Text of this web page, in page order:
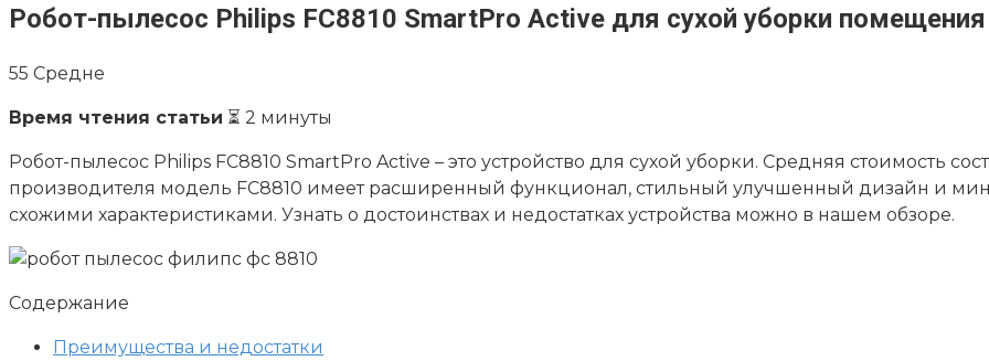
Робот-пылесос Philips FC8810 SmartPro Active для сухой уборки помещения
55 Средне
Время чтения статьи ⏳ 2 минуты
Робот-пылесос Philips FC8810 SmartPro Active – это устройство для сухой уборки. Средняя стоимость
производителя модель FC8810 имеет расширенный функционал, стильный улучшенный дизайн и
схожими характеристиками. Узнать о достоинствах и недостатках устройства можно в нашем обзоре.
Содержание
Преимущества и недостатки